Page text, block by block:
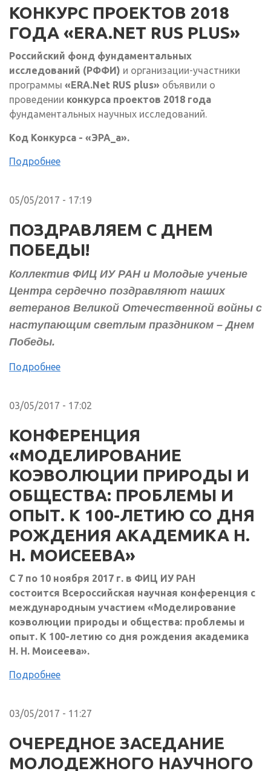
КОНКУРС ПРОЕКТОВ 2018
ГОДА «ERA.NET RUS PLUS»
Российский фонд фундаментальных
исследований (РФФИ) и организации-участники
программы «ERA.Net RUS plus» объявили о
проведении конкурса проектов 2018 года
фундаментальных научных исследований.
Код Конкурса - «ЭРА_а».
Подробнее
05/05/2017 - 17:19
ПОЗДРАВЛЯЕМ С ДНЕМ
ПОБЕДЫ!
Коллектив ФИЦ ИУ РАН и Молодые ученые
Центра сердечно поздравляют наших
ветеранов Великой Отечественной войны с
наступающим светлым праздником – Днем
Победы.
Подробнее
03/05/2017 - 17:02
КОНФЕРЕНЦИЯ
«МОДЕЛИРОВАНИЕ
КОЭВОЛЮЦИИ ПРИРОДЫ И
ОБЩЕСТВА: ПРОБЛЕМЫ И
ОПЫТ. К 100-ЛЕТИЮ СО ДНЯ
РОЖДЕНИЯ АКАДЕМИКА Н.
Н. МОИСЕЕВА»
С 7 по 10 ноября 2017 г. в ФИЦ ИУ РАН
состоится Всероссийская научная конференция с
международным участием «Моделирование
коэволюции природы и общества: проблемы и
опыт. К 100-летию со дня рождения академика
Н. Н. Моисеева».
Подробнее
03/05/2017 - 11:27
ОЧЕРЕДНОЕ ЗАСЕДАНИЕ
МОЛОДЕЖНОГО НАУЧНОГО